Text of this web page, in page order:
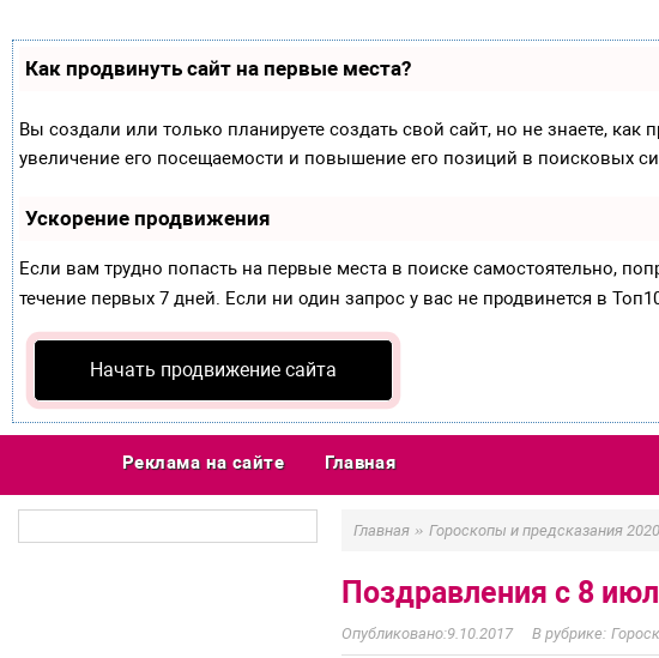
Как продвинуть сайт на первые места?
Вы создали или только планируете создать свой сайт, но не знаете,
увеличение его посещаемости и повышение его позиций в поисковых
Ускорение продвижения
Если вам трудно попасть на первые места в поиске самостоятельно,
течение первых 7 дней. Если ни один запрос у вас не продвинется в
Начать продвижение сайта
Реклама на сайте Главная
Главная » Гороскопы и предсказания 2020
Поздравления с 8
9.10.2017